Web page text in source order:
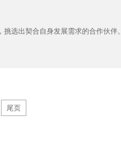
选出契合自身发展需求的合作伙伴。
尾页